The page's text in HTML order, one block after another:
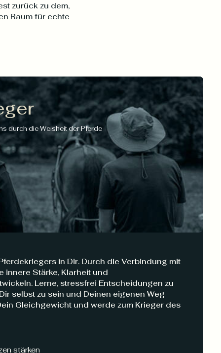
zurück zu dem,
Raum für echte
durch die Weisheit der Pferde
in Dir. Durch die Verbindung mit
innere Stärke, Klarheit und
Lerne, stressfrei Entscheidungen zu
selbst zu sein und Deinen eigenen Weg
Gleichgewicht und werde zum Krieger des
stärken